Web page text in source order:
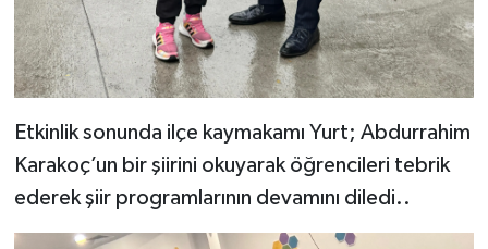
Etkinlik sonunda ilçe kaymakamı Yurt; Abdurrahim
Karakoç’un bir şiirini okuyarak öğrencileri tebrik
ederek şiir programlarının devamını diledi..